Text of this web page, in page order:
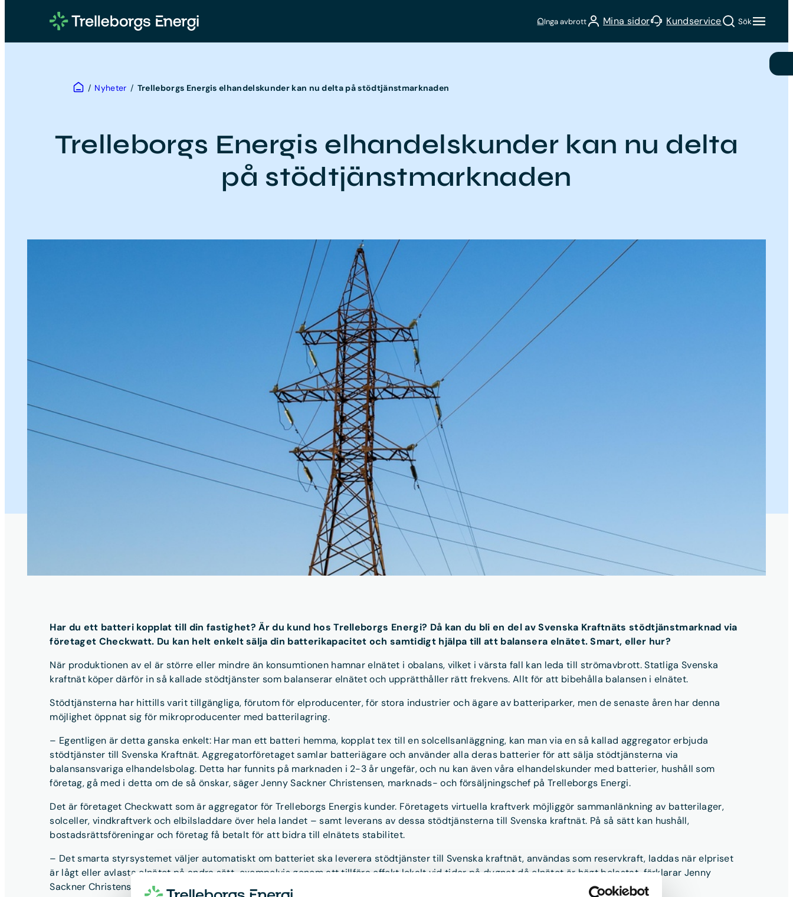
Inga avbrott Mina sidor Kundservice
Sök
Sök
Hem/ Nyheter / Trelleborgs Energis elhandelskunder kan nu delta på stödtjänstmarknaden
Trelleborgs Energis elhandelskunder kan nu delta
på stödtjänstmarknaden
Har du ett batteri kopplat till din fastighet? Är du kund hos Trelleborgs Energi? Då kan du bli en del av Svenska Kraftnäts stödtjänstmarknad via
företaget Checkwatt. Du kan helt enkelt sälja din batterikapacitet och samtidigt hjälpa till att balansera elnätet. Smart, eller hur?
När produktionen av el är större eller mindre än konsumtionen hamnar elnätet i obalans, vilket i värsta fall kan leda till strömavbrott. Statliga Svenska
kraftnät köper därför in så kallade stödtjänster som balanserar elnätet och upprätthåller rätt frekvens. Allt för att bibehålla balansen i elnätet.
Stödtjänsterna har hittills varit tillgängliga, förutom för elproducenter, för stora industrier och ägare av batteriparker, men de senaste åren har denna
möjlighet öppnat sig för mikroproducenter med batterilagring.
– Egentligen är detta ganska enkelt: Har man ett batteri hemma, kopplat tex till en solcellsanläggning, kan man via en så kallad aggregator erbjuda
stödtjänster till Svenska Kraftnät. Aggregatorföretaget samlar batteriägare och använder alla deras batterier för att sälja stödtjänsterna via
balansansvariga elhandelsbolag. Detta har funnits på marknaden i 2-3 år ungefär, och nu kan även våra elhandelskunder med batterier, hushåll som
företag, gå med i detta om de så önskar, säger Jenny Sackner Christensen, marknads- och försäljningschef på Trelleborgs Energi.
Det är företaget Checkwatt som är aggregator för Trelleborgs Energis kunder. Företagets virtuella kraftverk möjliggör sammanlänkning av batterilager,
solceller, vindkraftverk och elbilsladdare över hela landet – samt leverans av dessa stödtjänsterna till Svenska kraftnät. På så sätt kan hushåll,
bostadsrättsföreningar och företag få betalt för att bidra till elnätets stabilitet.
– Det smarta styrsystemet väljer automatiskt om batteriet ska leverera stödtjänster till Svenska kraftnät, användas som reservkraft, laddas när elpriset
är lågt eller avlasta elnätet på andra sätt, exempelvis genom att tillföra effekt lokalt vid tider på dygnet då elnätet är högt belastat, förklarar Jenny
Sackner Christensen.